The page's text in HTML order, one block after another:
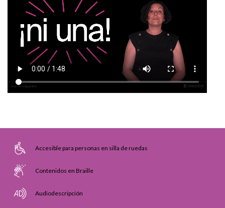
Accesible para personas en silla de ruedas
Contenidos en Braille
Audiodescripción